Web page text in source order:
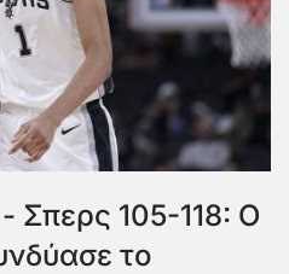
Σπερς 105-118: Ο
το